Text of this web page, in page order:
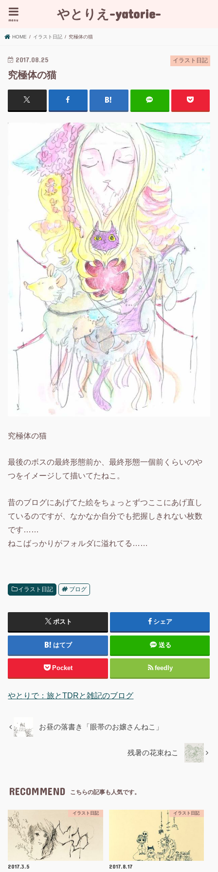
やとりえ-yatorie-
menu
HOME イラスト日記 究極体の猫
イラスト日記
2017.08.25
究極体の猫
究極体の猫
最後のボスの最終形態前か、最終形態一個前くらいのや
つをイメージして描いてたねこ。
昔のブログにあげてた絵をちょっとずつここにあげ直し
ているのですが、なかなか自分でも把握しきれない枚数
です……
ねこばっかりがフォルダに溢れてる……
イラスト日記 ブログ
ポスト シェア
はてブ 送る
Pocket feedly
やとりで：旅とTDRと雑記のブログ
お昼の落書き「眼帯のお嬢さんねこ」
残暑の花束ねこ
RECOMMEND こちらの記事も人気です。
イラスト日記
2017.3.5
イラスト日記
2017.8.17